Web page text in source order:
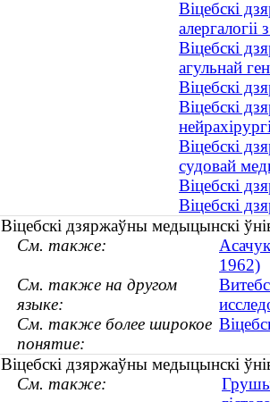
Віцебскі
Віцебскі
агульнай
Віцебскі
Віцебскі
Віцебскі
судовай
Віцебскі
Віцебскі
Віцебскі дзяржаўны медыцынскі
См. также:
1962)
См. также на другом
языке:
См. также более широкое
понятие:
Віцебскі дзяржаўны медыцынскі
См. также: